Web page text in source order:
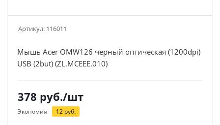
Артикул: 116011
Мышь Acer OMW126 черный оптическая (1200dpi)
USB (2but) (ZL.MCEEE.010)
378 руб./шт
Экономия 12 руб.